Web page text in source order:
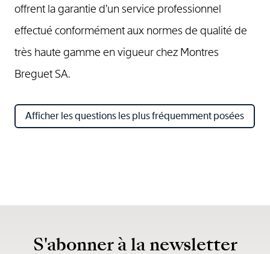
offrent la garantie d’un service professionnel
effectué conformément aux normes de qualité de
très haute gamme en vigueur chez Montres
Breguet SA.
Afficher les questions les plus fréquemment posées
S'abonner à la newsletter